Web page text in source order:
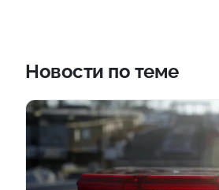
Новости по теме